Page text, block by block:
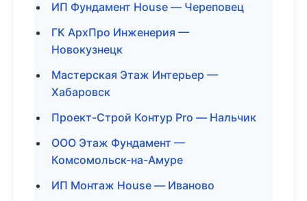
ИП Фундамент House — Череповец
ГК АрхПро Инженерия —
Новокузнецк
Мастерская Этаж Интерьер —
Хабаровск
Проект-Строй Контур Pro — Нальчик
ООО Этаж Фундамент —
Комсомольск-на-Амуре
ИП Монтаж House — Иваново